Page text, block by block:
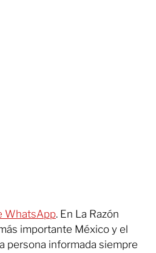
WhatsApp. En La Razón
importante México y el
persona informada siempre